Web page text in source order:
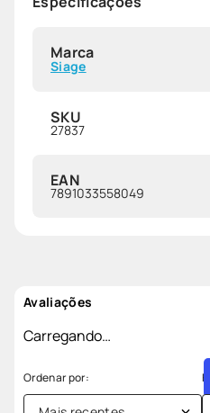
Marca
Siage
SKU
27837
EAN
7891033558049
Avaliações
Carregando…